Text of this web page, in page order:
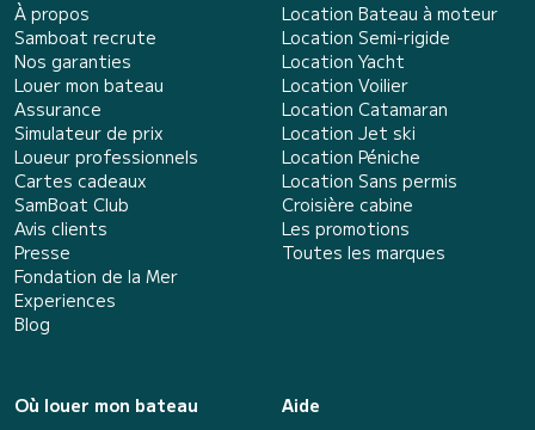
À propos
Samboat recrute
Nos garanties
Louer mon bateau
Assurance
Simulateur de prix
Loueur professionnels
Cartes cadeaux
SamBoat Club
Avis clients
Presse
Fondation de la Mer
Experiences
Blog
Location Bateau à moteur
Location Semi-rigide
Location Yacht
Location Voilier
Location Catamaran
Location Jet ski
Location Péniche
Location Sans permis
Croisière cabine
Les promotions
Toutes les marques
Où louer mon bateau
Aide